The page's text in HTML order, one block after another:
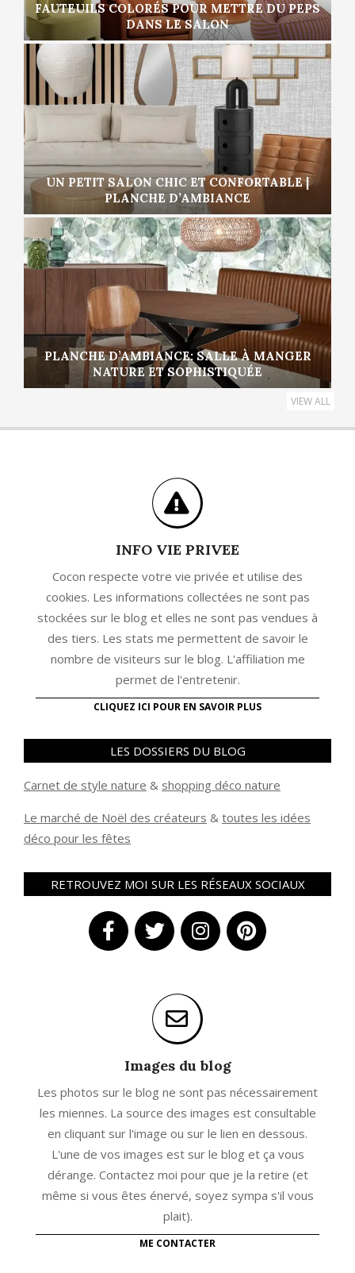
FAUTEUILS COLORÉS POUR METTRE DU PEPS
DANS LE SALON
UN PETIT SALON CHIC ET CONFORTABLE |
PLANCHE D’AMBIANCE
PLANCHE D’AMBIANCE: SALLE À MANGER
NATURE ET SOPHISTIQUÉE
VIEW ALL
INFO VIE PRIVEE
Cocon respecte votre vie privée et utilise des
cookies. Les informations collectées ne sont pas
stockées sur le blog et elles ne sont pas vendues à
des tiers. Les stats me permettent de savoir le
nombre de visiteurs sur le blog. L'affiliation me
permet de l'entretenir.
CLIQUEZ ICI POUR EN SAVOIR PLUS
LES DOSSIERS DU BLOG
Carnet de style nature & shopping déco nature
Le marché de Noël des créateurs & toutes les idées
déco pour les fêtes
RETROUVEZ MOI SUR LES RÉSEAUX SOCIAUX
Images du blog
Les photos sur le blog ne sont pas nécessairement
les miennes. La source des images est consultable
en cliquant sur l'image ou sur le lien en dessous.
L'une de vos images est sur le blog et ça vous
dérange. Contactez moi pour que je la retire (et
même si vous êtes énervé, soyez sympa s'il vous
plait).
ME CONTACTER